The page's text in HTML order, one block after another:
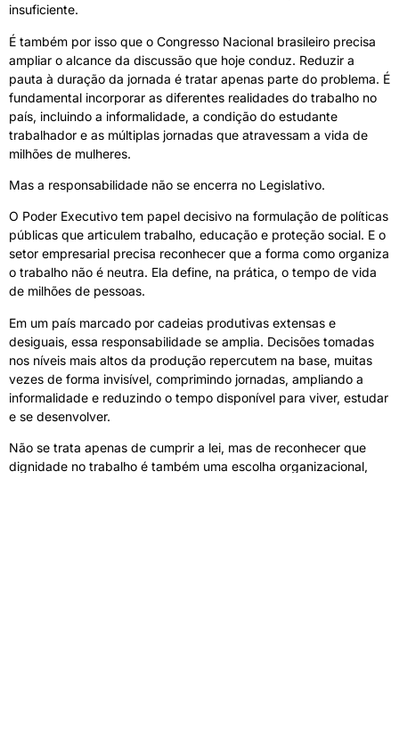
insuficiente.
É também por isso que o Congresso Nacional brasileiro precisa
ampliar o alcance da discussão que hoje conduz. Reduzir a
pauta à duração da jornada é tratar apenas parte do problema. É
fundamental incorporar as diferentes realidades do trabalho no
país, incluindo a informalidade, a condição do estudante
trabalhador e as múltiplas jornadas que atravessam a vida de
milhões de mulheres.
Mas a responsabilidade não se encerra no Legislativo.
O Poder Executivo tem papel decisivo na formulação de políticas
públicas que articulem trabalho, educação e proteção social. E o
setor empresarial precisa reconhecer que a forma como organiza
o trabalho não é neutra. Ela define, na prática, o tempo de vida
de milhões de pessoas.
Em um país marcado por cadeias produtivas extensas e
desiguais, essa responsabilidade se amplia. Decisões tomadas
nos níveis mais altos da produção repercutem na base, muitas
vezes de forma invisível, comprimindo jornadas, ampliando a
informalidade e reduzindo o tempo disponível para viver, estudar
e se desenvolver.
Não se trata apenas de cumprir a lei, mas de reconhecer que
dignidade no trabalho é também uma escolha organizacional,